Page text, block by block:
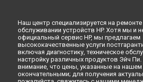
Наш центр специализируется на ремонте
обслуживании устройств HP. Хотя мы и
официальный сервис HP, мы предлагаем
высококачественные услуги
включая диагностику, техническое
настройку различных продуктов Эйч Пи.
внимание, что цены, указанные на нашем
окончательными; для получения